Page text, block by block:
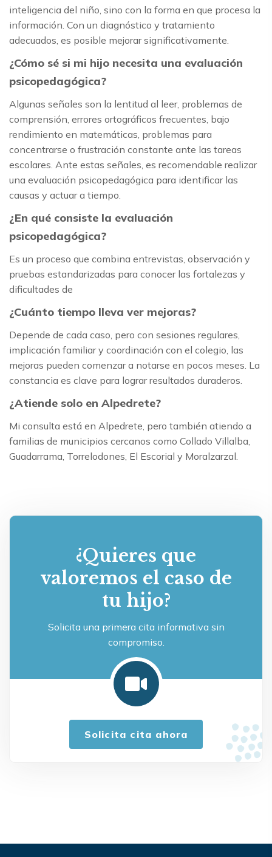
inteligencia del niño, sino con la forma en que procesa la
información. Con un diagnóstico y tratamiento
adecuados, es posible mejorar significativamente.
¿Cómo sé si mi hijo necesita una evaluación
psicopedagógica?
Algunas señales son la lentitud al leer, problemas de
comprensión, errores ortográficos frecuentes, bajo
rendimiento en matemáticas, problemas para
concentrarse o frustración constante ante las tareas
escolares. Ante estas señales, es recomendable realizar
una evaluación psicopedagógica para identificar las
causas y actuar a tiempo.
¿En qué consiste la evaluación
psicopedagógica?
Es un proceso que combina entrevistas, observación y
pruebas estandarizadas para conocer las fortalezas y
dificultades de
¿Cuánto tiempo lleva ver mejoras?
Depende de cada caso, pero con sesiones regulares,
implicación familiar y coordinación con el colegio, las
mejoras pueden comenzar a notarse en pocos meses. La
constancia es clave para lograr resultados duraderos.
¿Atiende solo en Alpedrete?
Mi consulta está en Alpedrete, pero también atiendo a
familias de municipios cercanos como Collado Villalba,
Guadarrama, Torrelodones, El Escorial y Moralzarzal.
¿Quieres que
valoremos el caso de
tu hijo?
Solicita una primera cita informativa sin
compromiso.
Solicita cita ahora